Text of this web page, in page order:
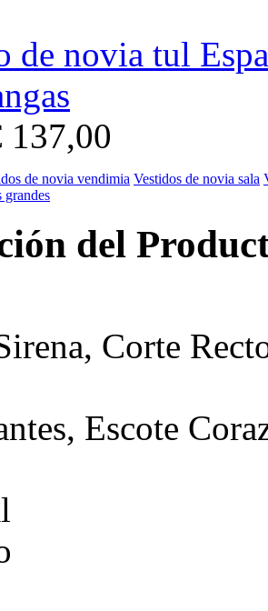
de novia tul
137,00
de novia vendimia Vestidos de novia sala
grandes
del
Corte
Escote